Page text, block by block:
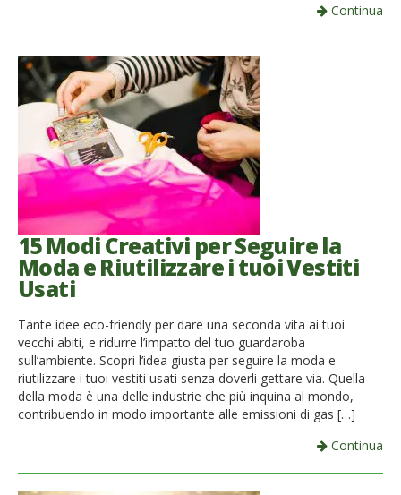
Continua
15 Modi Creativi per Seguire la
Moda e Riutilizzare i tuoi Vestiti
Usati
Tante idee eco-friendly per dare una seconda vita ai tuoi
vecchi abiti, e ridurre l’impatto del tuo guardaroba
sull’ambiente. Scopri l’idea giusta per seguire la moda e
riutilizzare i tuoi vestiti usati senza doverli gettare via. Quella
della moda è una delle industrie che più inquina al mondo,
contribuendo in modo importante alle emissioni di gas […]
Continua